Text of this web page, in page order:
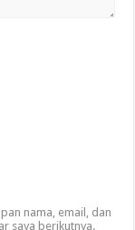
nama, email, dan
saya berikutnya.